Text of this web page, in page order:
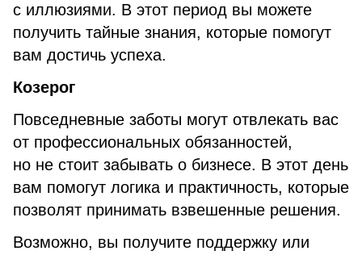
с иллюзиями. В этот период вы можете
получить тайные знания, которые помогут
вам достичь успеха.
Козерог
Повседневные заботы могут отвлекать вас
от профессиональных обязанностей,
но не стоит забывать о бизнесе. В этот день
вам помогут логика и практичность, которые
позволят принимать взвешенные решения.
Возможно, вы получите поддержку или